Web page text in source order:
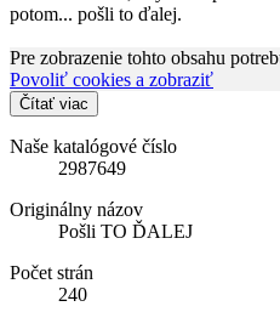
potom... pošli to ďalej.
Pre zobrazenie tohto obsahu
Povoliť cookies a zobraziť
Čítať viac
Naše katalógové číslo
2987649
Originálny názov
Pošli TO ĎALEJ
Počet strán
240